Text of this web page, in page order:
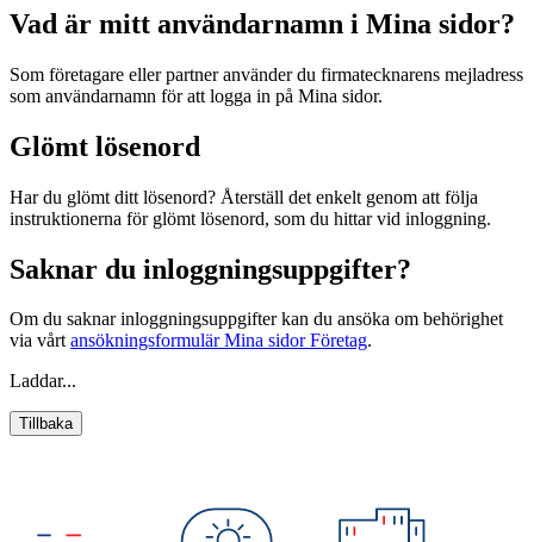
Vad är mitt användarnamn i Mina sidor?
Som företagare eller partner använder du firmatecknarens mejladress
som användarnamn för att logga in på Mina sidor.
Glömt lösenord
Har du glömt ditt lösenord? Återställ det enkelt genom att följa
instruktionerna för glömt lösenord, som du hittar vid inloggning.
Saknar du inloggningsuppgifter?
Om du saknar inloggningsuppgifter kan du ansöka om behörighet
via vårtansökningsformulär Mina sidor Företag.
Laddar...
Tillbaka